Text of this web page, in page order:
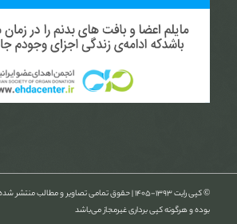
© کپی رایت ۱۳۹۳-۱۴۰۵ | حقوق تمامی تصاویر و مطالب
بوده و هرگونه کپی برداری غیرمجاز می‌باشد